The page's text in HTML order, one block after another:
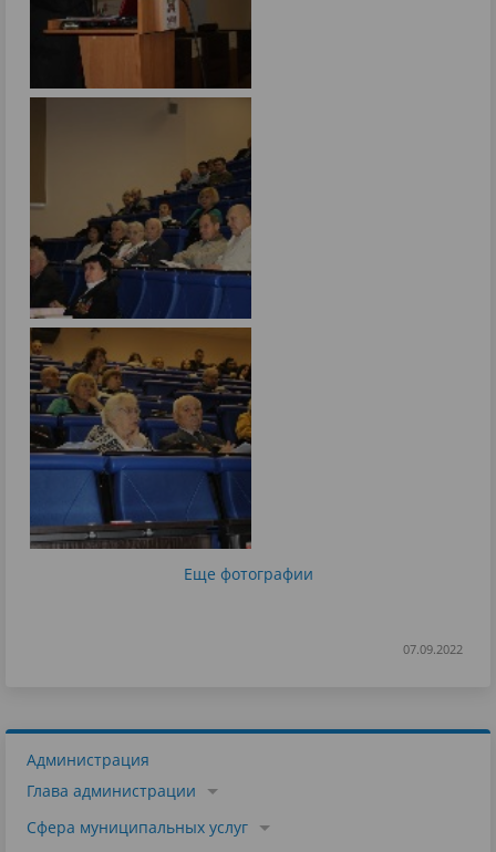
Еще фотографии
07.09.2022
Администрация
Глава администрации
Сфера муниципальных услуг